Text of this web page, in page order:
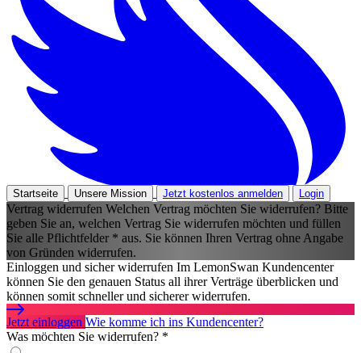
Startseite Unsere Mission Jetzt kostenlos anmelden Login
Vertrag widerrufen Welchen Vertrag möchten Sie widerrufen? Bitte
geben Sie an, welchen Vertrag Sie widerrufen möchten und füllen
Sie alle Pflichtfelder * aus. Sie können Ihren Vertrag ohne Angabe
von Gründen widerrufen.
Einloggen und sicher widerrufen Im LemonSwan Kundencenter
können Sie den genauen Status all ihrer Verträge überblicken und
können somit schneller und sicherer widerrufen.
Jetzt einloggen Wie komme ich ins Kundencenter?
Was möchten Sie widerrufen? *